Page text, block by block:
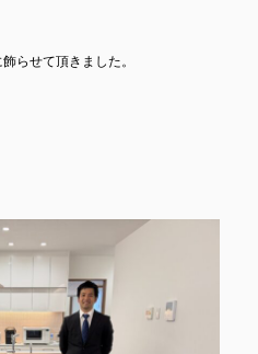
らせて頂きました。